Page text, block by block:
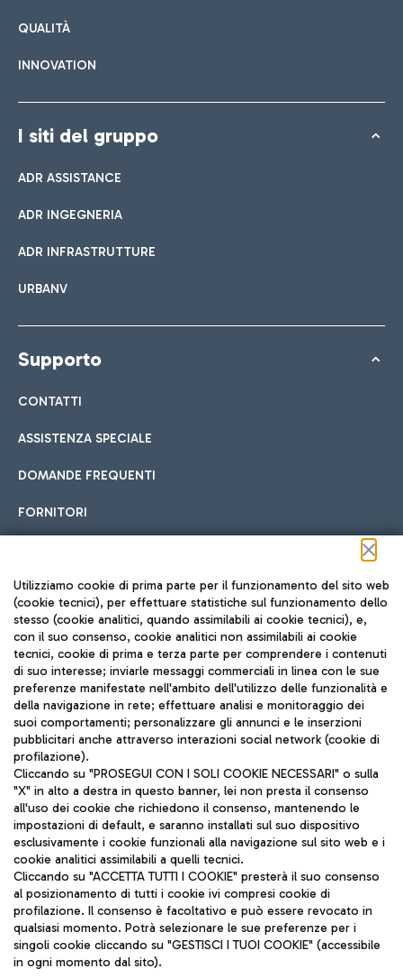
QUALITÀ
INNOVATION
I siti del gruppo
ADR ASSISTANCE
ADR INGEGNERIA
ADR INFRASTRUTTURE
URBANV
Supporto
CONTATTI
ASSISTENZA SPECIALE
DOMANDE FREQUENTI
FORNITORI
Seguici sui social
TRAVEL JOURNAL
ITA
Aeroporti di Roma S.p.A. - Società soggetta a direzione e
coordinamento di Mundys S.p.A.
Codice fiscale e Registro delle Imprese di Roma 13032990155 P.
IVA 06572251004
Capitale sociale 62.224.743,00 int. vers.
Sede legale: Via Pier Paolo Racchetti 1 - 00054 Fiumicino (RM)
telefono +39 06 65951
Utilizziamo cookie di prima parte per il funzionamento del sito web
(cookie tecnici), per effettuare statistiche sul funzionamento dello
stesso (cookie analitici, quando assimilabili ai cookie tecnici), e,
con il suo consenso, cookie analitici non assimilabili ai cookie
tecnici, cookie di prima e terza parte per comprendere i contenuti
di suo interesse; inviarle messaggi commerciali in linea con le sue
preferenze manifestate nell'ambito dell'utilizzo delle funzionalità e
della navigazione in rete; effettuare analisi e monitoraggio dei
suoi comportamenti; personalizzare gli annunci e le inserzioni
pubblicitari anche attraverso interazioni social network (cookie di
profilazione).
Cliccando su "PROSEGUI CON I SOLI COOKIE NECESSARI" o sulla
"X" in alto a destra in questo banner, lei non presta il consenso
all'uso dei cookie che richiedono il consenso, mantenendo le
impostazioni di default, e saranno installati sul suo dispositivo
esclusivamente i cookie funzionali alla navigazione sul sito web e i
cookie analitici assimilabili a quelli tecnici.
Cliccando su "ACCETTA TUTTI I COOKIE" presterà il suo consenso
al posizionamento di tutti i cookie ivi compresi cookie di
profilazione. Il consenso è facoltativo e può essere revocato in
qualsiasi momento. Potrà selezionare le sue preferenze per i
singoli cookie cliccando su "GESTISCI I TUOI COOKIE" (accessibile
in ogni momento dal sito).